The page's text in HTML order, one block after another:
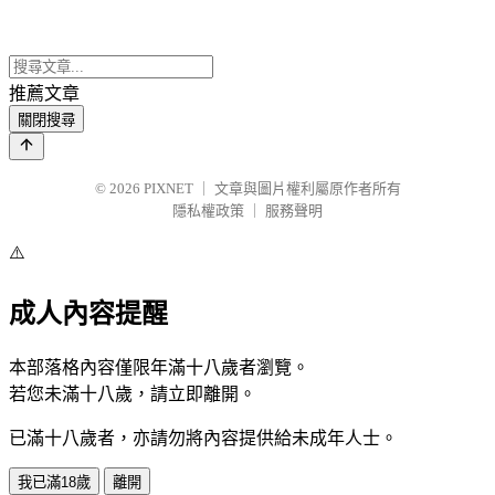
推薦文章
關閉搜尋
© 2026 PIXNET
文章與圖片權利屬原作者所有
隱私權政策
服務聲明
⚠️
成人內容提醒
本部落格內容僅限年滿十八歲者瀏覽。
若您未滿十八歲，請立即離開。
已滿十八歲者，亦請勿將內容提供給未成年人士。
我已滿18歲 離開